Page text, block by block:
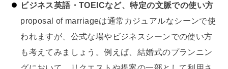
ビジネス英語・TOEICなど、特定の文脈での使い方
proposal of marriageは通常カジュアルなシーンで使
われますが、公式な場やビジネスシーンでの使い方
も考えてみましょう。例えば、結婚式のプランニン